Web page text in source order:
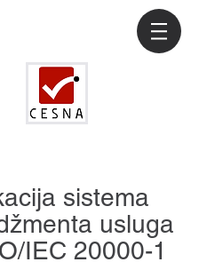
sistema
usluga
IEC 20000-1